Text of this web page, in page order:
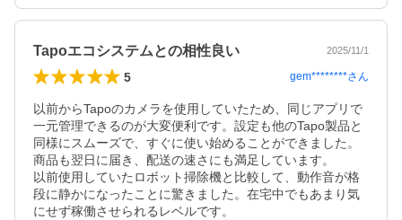
Tapoエコシステムとの相性良い 2025/11/1
5 gem********さん
以前からTapoのカメラを使用していたため、同じアプリで
一元管理できるのが大変便利です。設定も他のTapo製品と
同様にスムーズで、すぐに使い始めることができました。
商品も翌日に届き、配送の速さにも満足しています。
以前使用していたロボット掃除機と比較して、動作音が格
段に静かになったことに驚きました。在宅中でもあまり気
にせず稼働させられるレベルです。